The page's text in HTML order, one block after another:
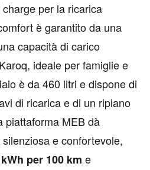
per la ricarica
è garantito da una
capacità di carico
ideale per famiglie e
è da 460 litri e dispone di
di ricarica e di un ripiano
piattaforma MEB dà
e confortevole,
per 100 km e